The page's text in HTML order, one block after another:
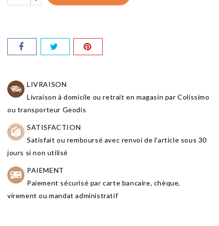
LIVRAISON
Livraison à domicile ou retrait en magasin par Colissimo
ou transporteur Geodis
SATISFACTION
Satisfait ou remboursé avec renvoi de l'article sous 30
jours si non utilisé
PAIEMENT
Paiement sécurisé par carte bancaire, chèque,
virement ou mandat administratif